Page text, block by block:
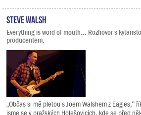
Steve Walsh
Everything is word of mouth... Rozhovor s
producentem.
„Občas si mě pletou s Joem Walshem z Eagles,“
jsme se v pražských Holešovicích, kde se před